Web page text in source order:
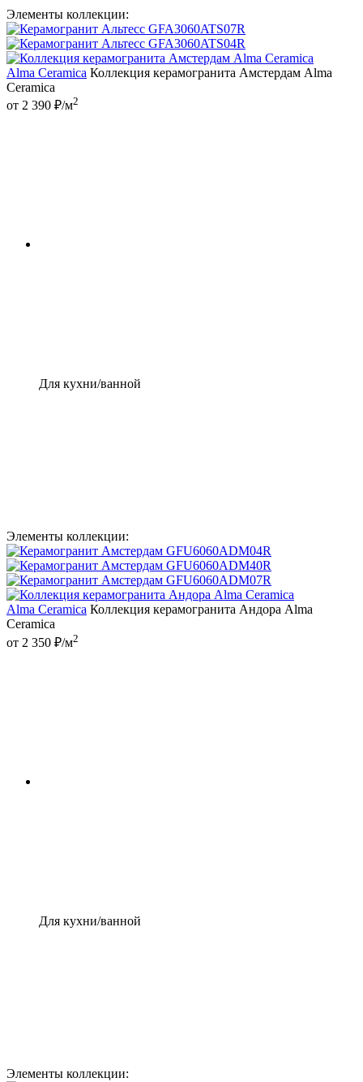
Элементы коллекции:
Alma Ceramica Коллекция керамогранита Амстердам Alma
Ceramica
от 2 390 ₽/м2
Для кухни/ванной
Элементы коллекции:
Alma Ceramica Коллекция керамогранита Андора Alma
Ceramica
от 2 350 ₽/м2
Для кухни/ванной
Элементы коллекции: